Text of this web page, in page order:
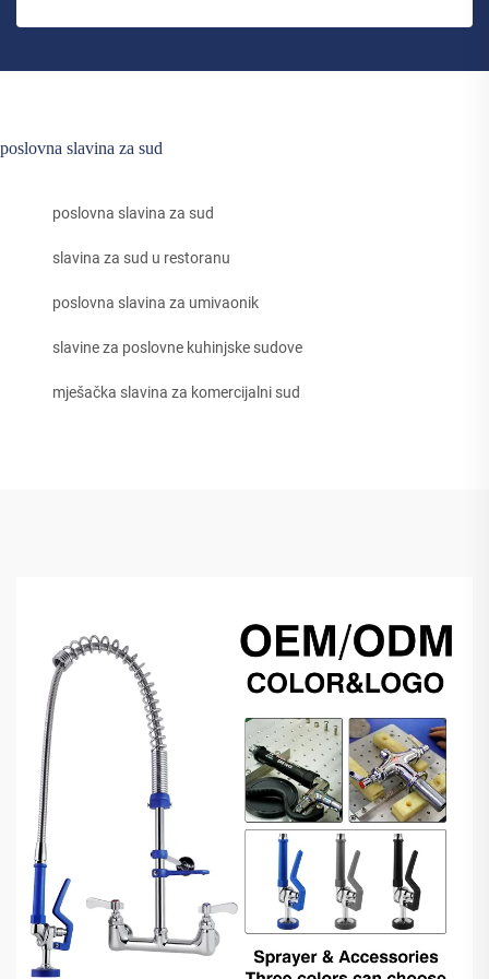
poslovna slavina za sud
poslovna slavina za sud
slavina za sud u restoranu
poslovna slavina za umivaonik
slavine za poslovne kuhinjske sudove
mješačka slavina za komercijalni sud